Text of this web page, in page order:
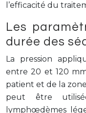
l’efficacité du
Les
durée des
La pression
entre 20 et 120
patient et de la
peut être
lymphœdèmes